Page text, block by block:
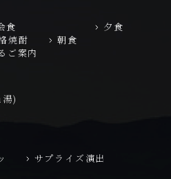
食
夕食
焼酎
朝食
ご案内
)
サプライズ演出